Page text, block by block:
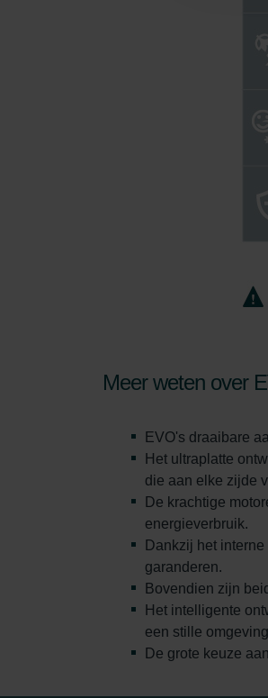
Meer weten over
EVO's draaibare
Het ultraplatte
die aan elke zijde
De krachtige
energieverbruik.
Dankzij het
garanderen.
Bovendien zijn
Het intelligente
een stille
De grote keuze